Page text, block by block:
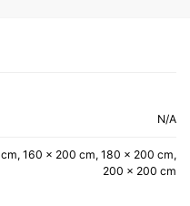
N/A
160 x 200 cm, 180 x 200 cm,
200 x 200 cm